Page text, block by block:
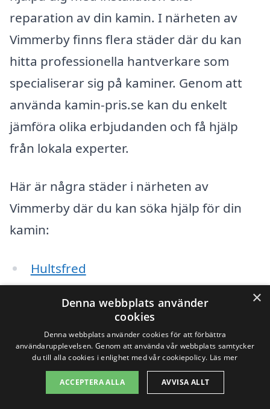
reparation av din kamin. I närheten av
Vimmerby finns flera städer där du kan
hitta professionella hantverkare som
specialiserar sig på kaminer. Genom att
använda kamin-pris.se kan du enkelt
jämföra olika erbjudanden och få hjälp
från lokala experter.
Här är några städer i närheten av
Vimmerby där du kan söka hjälp för din
kamin:
Hultsfred
Kinda
Långviksmon
Forserum
Mjölby
×
Denna webbplats använder
cookies
Denna webbplats använder cookies för att förbättra
användarupplevelsen. Genom att använda vår webbplats samtycker
du till alla cookies i enlighet med vår cookiepolicy. Läs mer
ACCEPTERA ALLA AVVISA ALLT